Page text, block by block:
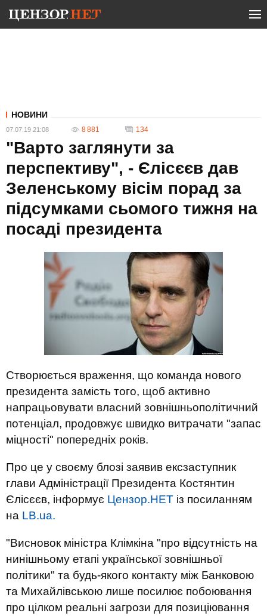
НОВИНИ
07.07.19 21:08 8 881 134
"Варто заглянути за
перспективу", - Єлісєєв дав
Зеленському вісім порад за
підсумками сьомого тижня на
посаді президента
Створюється враження, що команда нового
президента замість того, щоб активно
напрацьовувати власний зовнішньополітичний
потенціал, продовжує швидко витрачати "запас
міцності" попередніх років.
Про це у своєму блозі заявив ексзаступник
глави Адміністрації Президента Костянтин
Єлісєєв, інформує Цензор.НЕТ із посиланням
на LB.ua.
"Висновок міністра Клімкіна "про відсутність на
нинішньому етапі української зовнішньої
політики" та будь-якого контакту між Банковою
та Михайлівською лише посилює побоювання
про цілком реальні загрози для позиціювання